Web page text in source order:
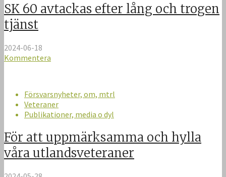
SK 60 avtackas efter lång och trogen
tjänst
2024-06-18
Kommentera
Försvarsnyheter, om, mtrl
Veteraner
Publikationer, media o dyl
För att uppmärksamma och hylla
våra utlandsveteraner